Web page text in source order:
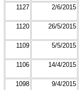
1127 2/6/2015
1120 26/5/2015
1109 5/5/2015
1106 14/4/2015
1098 9/4/2015